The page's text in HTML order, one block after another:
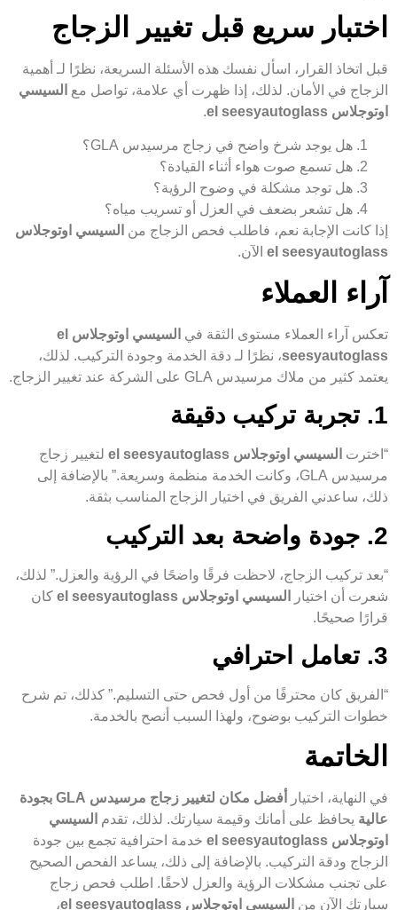
اختبار سريع قبل تغيير الزجاج
قبل اتخاذ القرار، اسأل نفسك هذه الأسئلة السريعة، نظرًا لـ أهمية
الزجاج في الأمان. لذلك، إذا ظهرت أي علامة، تواصل مع السيسي
اوتوجلاس el seesyautoglass
.
هل يوجد شرخ واضح في زجاج مرسيدس GLA؟
هل تسمع صوت هواء أثناء القيادة؟
هل توجد مشكلة في وضوح الرؤية؟
هل تشعر بضعف في العزل أو تسريب مياه؟
إذا كانت الإجابة نعم، فاطلب فحص الزجاج من السيسي اوتوجلاس
el seesyautoglass الآن.
آراء العملاء
تعكس آراء العملاء مستوى الثقة في
السيسي اوتوجلاس el
seesyautoglass، نظرًا لـ دقة الخدمة وجودة التركيب. لذلك،
يعتمد كثير من ملاك مرسيدس GLA على الشركة عند تغيير الزجاج.
1. تجربة تركيب دقيقة
“اخترت السيسي اوتوجلاس el seesyautoglass
لتغيير زجاج
مرسيدس GLA، وكانت الخدمة منظمة وسريعة.” بالإضافة إلى
ذلك، ساعدني الفريق في اختيار الزجاج المناسب بثقة.
2. جودة واضحة بعد التركيب
“بعد تركيب الزجاج، لاحظت فرقًا واضحًا في الرؤية والعزل.” لذلك،
شعرت أن اختيار
السيسي اوتوجلاس el seesyautoglass
كان
قرارًا صحيحًا.
3. تعامل احترافي
“الفريق كان محترفًا من أول فحص حتى التسليم.” كذلك، تم شرح
خطوات التركيب بوضوح، ولهذا السبب أنصح بالخدمة.
الخاتمة
في النهاية، اختيار
أفضل مكان لتغيير زجاج مرسيدس GLA بجودة
عالية يحافظ على أمانك وقيمة سيارتك. لذلك، تقدم السيسي
اوتوجلاس el seesyautoglass
خدمة احترافية تجمع بين جودة
الزجاج ودقة التركيب. بالإضافة إلى ذلك، يساعد الفحص الصحيح
على تجنب مشكلات الرؤية والعزل لاحقًا. اطلب فحص زجاج
سيارتك الآن من السيسي اوتوجلاس el seesyautoglass ،